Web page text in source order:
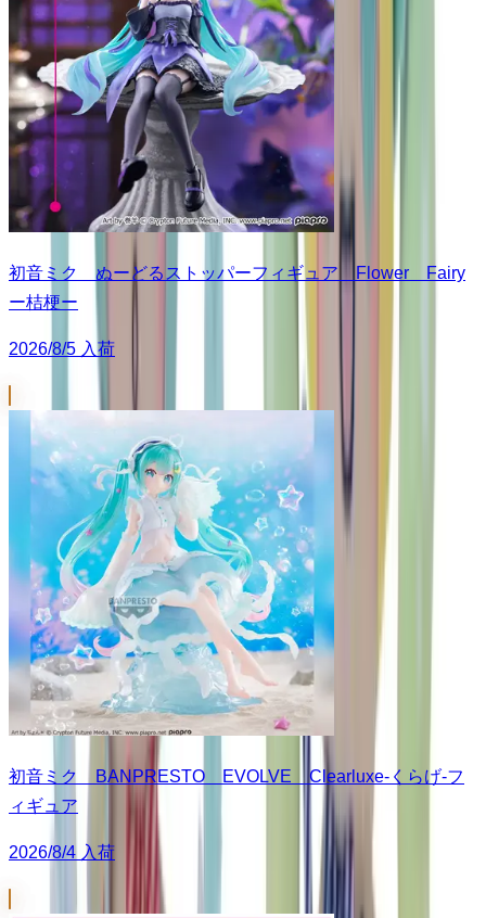
初音ミク ぬーどるストッパーフィギュア Flower Fairy
ー桔梗ー
2026/8/5 入荷
初音ミク BANPRESTO EVOLVE Clearluxe-くらげ-フ
ィギュア
2026/8/4 入荷